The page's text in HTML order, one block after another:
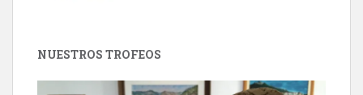
NUESTROS TROFEOS